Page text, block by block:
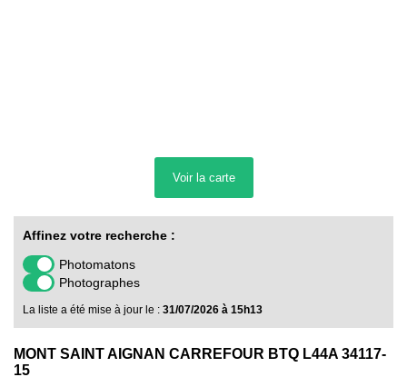
Voir la carte
Affinez votre recherche :
Photomatons
Photographes
La liste a été mise à jour le : 31/07/2026 à 15h13
MONT SAINT AIGNAN CARREFOUR BTQ L44A 34117-
15